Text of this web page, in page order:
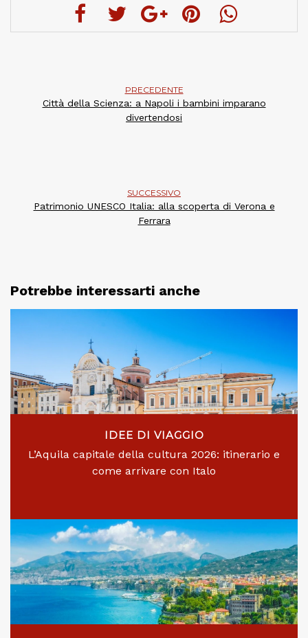
PRECEDENTE
Città della Scienza: a Napoli i bambini imparano
divertendosi
SUCCESSIVO
Patrimonio UNESCO Italia: alla scoperta di Verona e
Ferrara
Potrebbe interessarti anche
IDEE DI VIAGGIO
L’Aquila capitale della cultura 2026: itinerario e
come arrivare con Italo